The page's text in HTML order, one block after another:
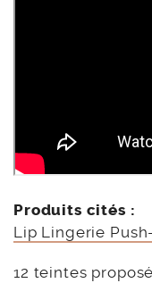
Produits cités :
Lip Lingerie
12 teintes